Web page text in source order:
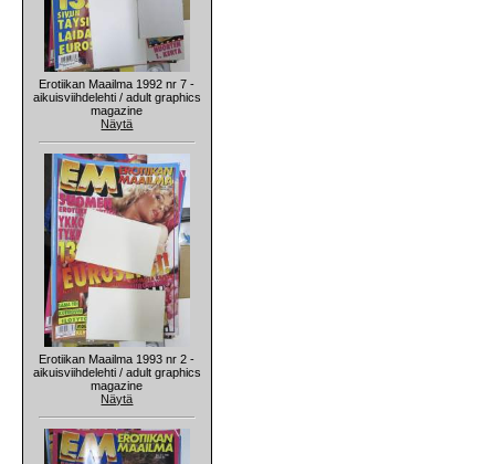
Erotiikan Maailma 1992 nr 7 -
aikuisviihdelehti / adult graphics
magazine
Näytä
Erotiikan Maailma 1993 nr 2 -
aikuisviihdelehti / adult graphics
magazine
Näytä